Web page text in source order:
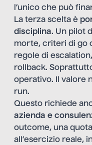
l’unico che può
La terza scelta è
disciplina. Un pilot
morte, criteri di go
regole di
rollback.
operativo. Il valore
run.
Questo richiede
azienda e
outcome, una
all’esercizio reale,